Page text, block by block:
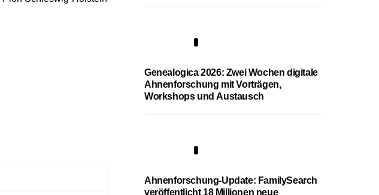
Genealogica 2026: Zwei Wochen digitale
Ahnenforschung mit Vorträgen,
Workshops und Austausch
Ahnenforschung-Update: FamilySearch
veröffentlicht 18 Millionen neue